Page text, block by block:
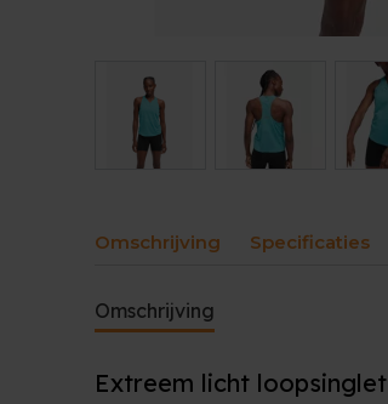
Omschrijving Specificaties
Omschrijving
Extreem licht loopsinglet